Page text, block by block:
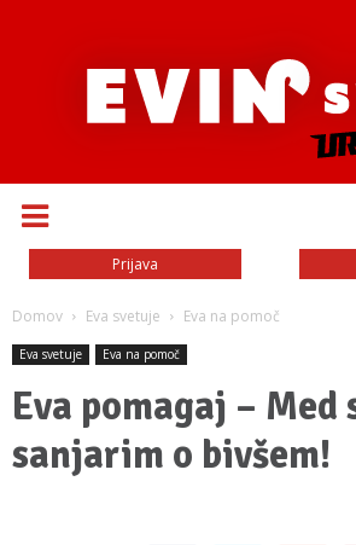
Prijava
Domov Eva svetuje Eva na pomoč
Eva svetuje Eva na pomoč
Eva pomagaj – Med
sanjarim o bivšem!